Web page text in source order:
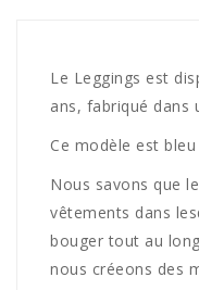
Le Leggings est
ans, fabriqué dans
Ce modèle est
Nous savons que
vêtements dans
bouger tout au
nous créeons des